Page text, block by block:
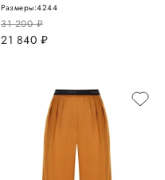
31 200руб.
21 840 руб.
Размеры:4244